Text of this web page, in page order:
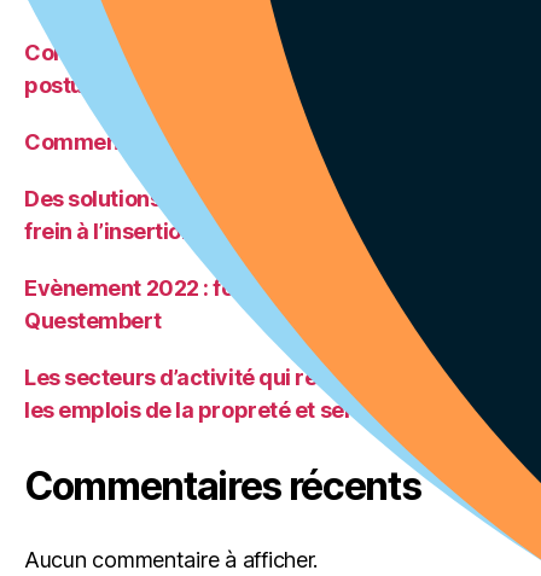
Comment mettre son CV sur pôle emploi et
postuler ?
Comment rédiger son CV ?
Des solutions pour que la mobilité ne soit plus un
frein à l’insertion professionnelle et sociale
Evènement 2022 : forum de l’emploi à
Questembert
Les secteurs d’activité qui recrutent : zoom sur
les emplois de la propreté et services associés
Commentaires récents
Aucun commentaire à afficher.